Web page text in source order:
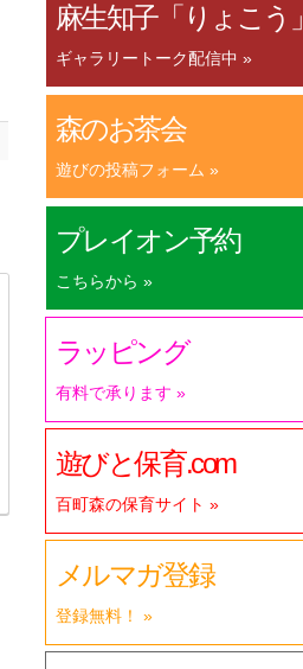
麻生知子「りょこう」
ギャラリートーク配信中 »
森のお茶会
遊びの投稿フォーム »
プレイオン予約
こちらから »
ラッピング
有料で承ります »
遊びと保育.com
百町森の保育サイト »
メルマガ登録
登録無料！ »